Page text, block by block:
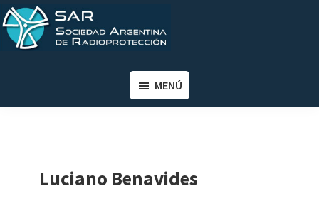
Saltar
al
contenido
Saltar
al
de
MENÚ
Luciano Benavides